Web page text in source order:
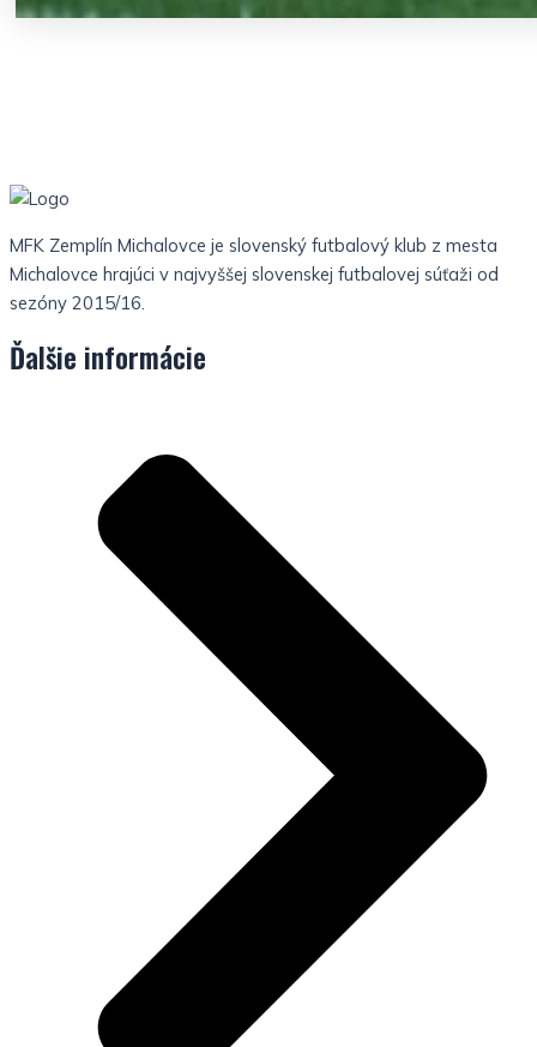
MFK Zemplín Michalovce je slovenský futbalový klub z mesta
Michalovce hrajúci v najvyššej slovenskej futbalovej súťaži od
sezóny 2015/16.
Ďalšie informácie